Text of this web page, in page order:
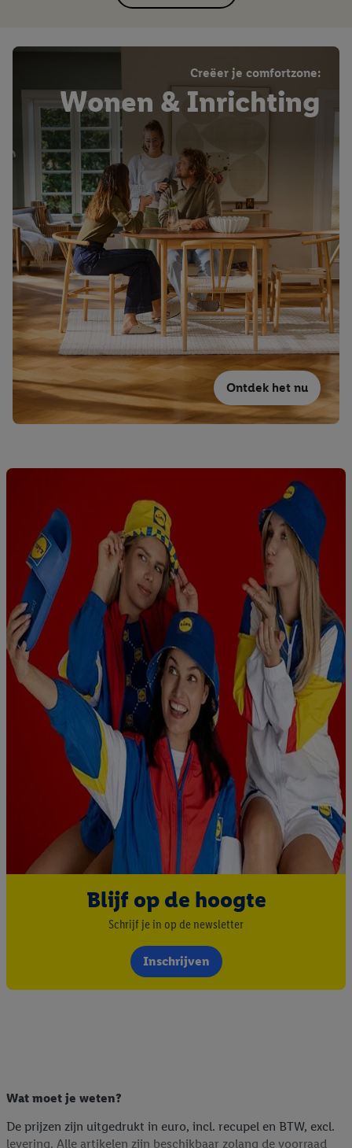
Creëer je comfortzone:
Wonen & Inrichting
Ontdek het nu
Blijf op de hoogte
Schrijf je in op de newsletter
Inschrijven
Wat moet je weten?
De prijzen zijn uitgedrukt in euro, incl. recupel en BTW, excl.
levering. Alle artikelen zijn beschikbaar zolang de voorraad